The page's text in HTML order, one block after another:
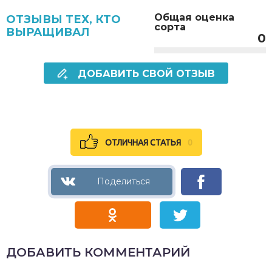
Общая оценка
сорта
0
ОТЗЫВЫ ТЕХ, КТО
ВЫРАЩИВАЛ
ДОБАВИТЬ СВОЙ ОТЗЫВ
ОТЛИЧНАЯ СТАТЬЯ 0
ДОБАВИТЬ КОММЕНТАРИЙ